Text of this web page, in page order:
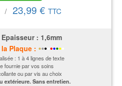
/ 23,99 € TTC
: 1,6mm
Plaque : •••• •••••
: 1 à 4 lignes de texte
fournie par vos soins
ou par vis au choix
extérieure. Sans entretien.